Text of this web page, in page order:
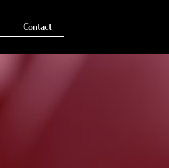
Contact